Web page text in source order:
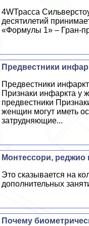
4WТрасса
десятилетий
«Формулы 1» – Гран-
Предвестники
Предвестники
Признаки инфаркта у
предвестники
женщин могут иметь
затрудняющие...
Монтессори,
Это сказывается на
дополнительных
Почему